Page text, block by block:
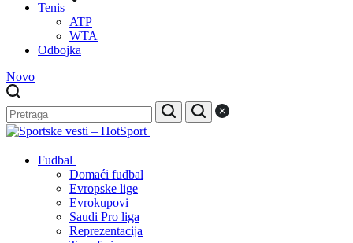
Tenis
ATP
WTA
Odbojka
Novo
Fudbal
Domaći fudbal
Evropske lige
Evrokupovi
Saudi Pro liga
Reprezentacija